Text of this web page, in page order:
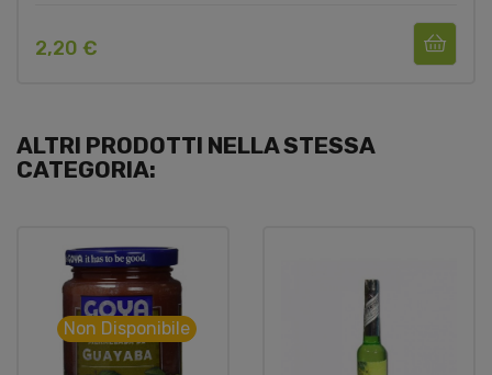
2,20 €
ALTRI PRODOTTI NELLA STESSA
CATEGORIA:
Non Disponibile